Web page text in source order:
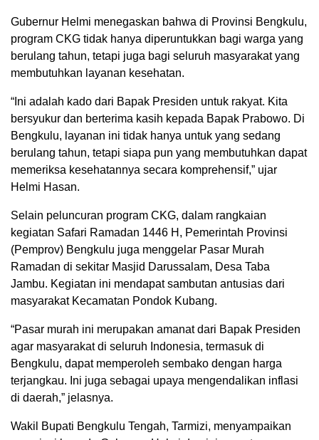
Gubernur Helmi menegaskan bahwa di Provinsi Bengkulu,
program CKG tidak hanya diperuntukkan bagi warga yang
berulang tahun, tetapi juga bagi seluruh masyarakat yang
membutuhkan layanan kesehatan.
“Ini adalah kado dari Bapak Presiden untuk rakyat. Kita
bersyukur dan berterima kasih kepada Bapak Prabowo. Di
Bengkulu, layanan ini tidak hanya untuk yang sedang
berulang tahun, tetapi siapa pun yang membutuhkan dapat
memeriksa kesehatannya secara komprehensif,” ujar
Helmi Hasan.
Selain peluncuran program CKG, dalam rangkaian
kegiatan Safari Ramadan 1446 H, Pemerintah Provinsi
(Pemprov) Bengkulu juga menggelar Pasar Murah
Ramadan di sekitar Masjid Darussalam, Desa Taba
Jambu. Kegiatan ini mendapat sambutan antusias dari
masyarakat Kecamatan Pondok Kubang.
“Pasar murah ini merupakan amanat dari Bapak Presiden
agar masyarakat di seluruh Indonesia, termasuk di
Bengkulu, dapat memperoleh sembako dengan harga
terjangkau. Ini juga sebagai upaya mengendalikan inflasi
di daerah,” jelasnya.
Wakil Bupati Bengkulu Tengah, Tarmizi, menyampaikan